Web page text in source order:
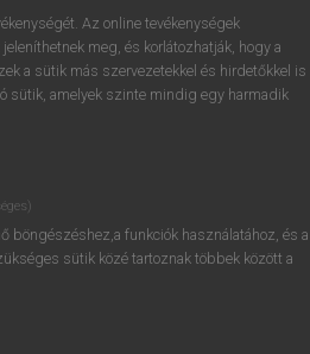
elindításához
regisztrálok ésbelépek.
REGISZTRÁCIÓ
Az online tevékenységek
meg, és korlátozhatják, hogy a
a sütik más szervezetekkel és hirdetőkkel is
sütik, amelyek szinte mindig egy harmadik
böngészéshez,a funkciók használatához, és a
sütik közé tartoznak többek között a